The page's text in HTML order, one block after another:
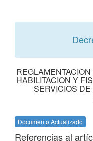
HABILITACION Y
SERVICIOS
Documento Actualizado
Referencias al